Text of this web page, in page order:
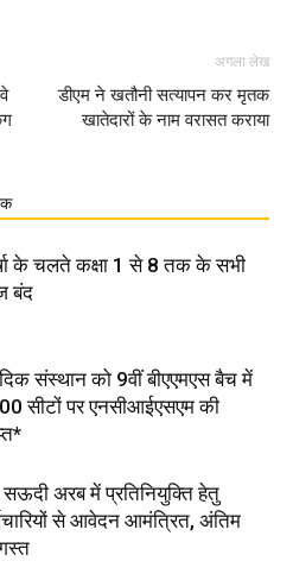
अगला लेख
डीएम ने खतौनी सत्यापन कर मृतक
खातेदारों के नाम वरासत कराया
के चलते कक्षा 1 से 8 तक के सभी
बंद
संस्थान को 9वीं बीएएमएस बैच में
सीटों पर एनसीआईएसएम की
अरब में प्रतिनियुक्ति हेतु
से आवेदन आमंत्रित, अंतिम